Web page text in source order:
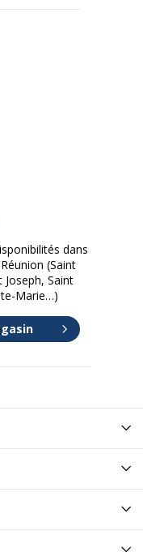
suivante
dans
(Saint
Joseph, Saint
Marie…)